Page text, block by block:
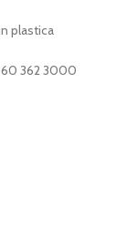
plastica
362 3000